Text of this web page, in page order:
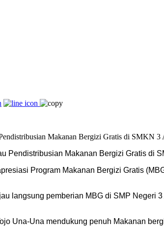
Pendistribusian Makanan Bergizi Gratis di
Program Makanan Bergizi Gratis
langsung pemberian MBG di SMP Negeri
Una-Una mendukung penuh Makanan